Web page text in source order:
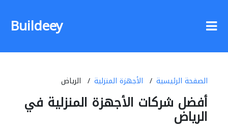
Buildeey
الصفحة الرئيسية الأجهزة المنزلية الرياض
أفضل شركات الأجهزة المنزلية في
الرياض